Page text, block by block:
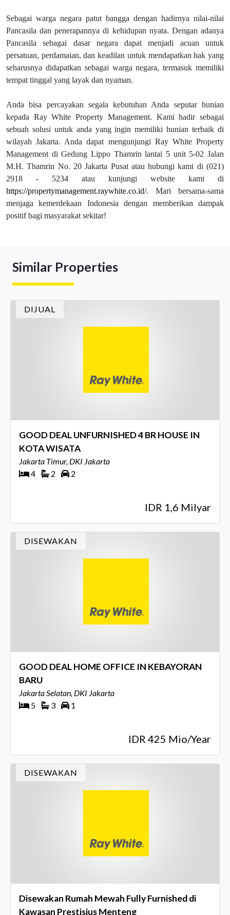
Sebagai warga negara patut bangga dengan hadirnya nilai-nilai
Pancasila dan penerapannya di kehidupan nyata. Dengan adanya
Pancasila sebagai dasar negara dapat menjadi acuan untuk
persatuan, perdamaian, dan keadilan untuk mendapatkan hak yang
seharusnya didapatkan sebagai warga negara, termasuk memiliki
tempat tinggal yang layak dan nyaman.
Anda bisa percayakan segala kebutuhan Anda seputar hunian
kepada Ray White Property Management. Kami hadir sebagai
sebuah solusi untuk anda yang ingin memiliki hunian terbaik di
wilayah Jakarta. Anda dapat mengunjungi Ray White Property
Management di Gedung Lippo Thamrin lantai 5 unit 5-02 Jalan
M.H. Thamrin No. 20 Jakarta Pusat atau hubungi kami di (021)
2918 - 5234 atau kunjungi website kami di
https://propertymanagement.raywhite.co.id/. Mari bersama-sama
menjaga kemerdekaan Indonesia dengan memberikan dampak
positif bagi masyarakat sekitar!
Similar Properties
DIJUAL
GOOD DEAL UNFURNISHED 4 BR HOUSE IN
KOTA WISATA
Jakarta Timur, DKI Jakarta
4
2 2
IDR 1,6 Milyar
DISEWAKAN
GOOD DEAL HOME OFFICE IN KEBAYORAN
BARU
Jakarta Selatan, DKI Jakarta
5
3 1
IDR 425 Mio/Year
DISEWAKAN
Disewakan Rumah Mewah Fully Furnished di
Kawasan Prestisius Menteng